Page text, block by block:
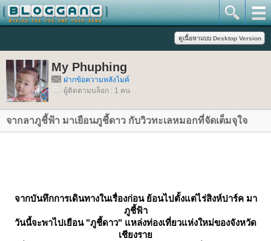
My Phuphing
ฝากข้อความหลังไมค์
ผู้ติดตามบล็อก : 1 คน
จากลาภูชี้ฟ้า มาเยือนภูชี้ดาว กับวิวทะเลหมอกที่จัดเต็มจุใจ
จากบันทึกการเดินทางในเรื่องก่อน ย้อนไปตั้งแต่ไร่สิงห์ปาร์ค มา
ภูชี้ฟ้า
วันนี้จะพาไปเยือน "ภูชี้ดาว" หล่งท่องเที่ยวแห่งใหม่ของจังหวัด
เชียงรา